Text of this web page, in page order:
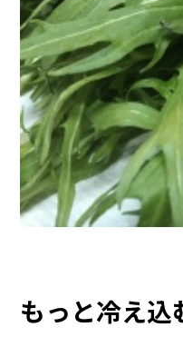
もっと冷え込